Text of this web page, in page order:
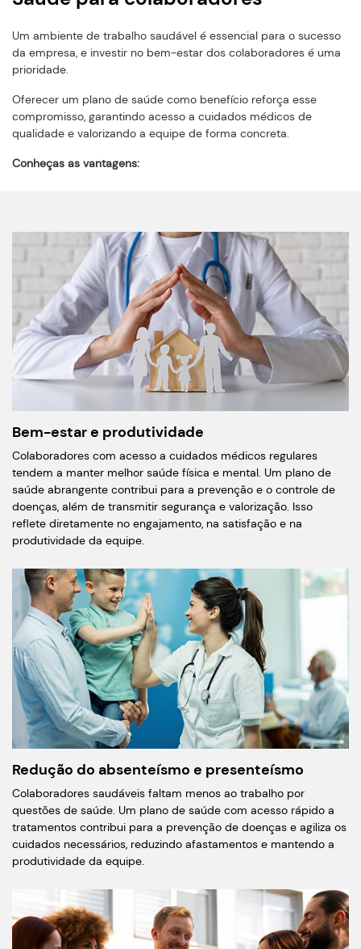
Um ambiente de trabalho saudável é essencial para o sucesso
da empresa, e investir no bem-estar dos colaboradores é uma
prioridade.
Oferecer um plano de saúde como benefício reforça esse
compromisso, garantindo acesso a cuidados médicos de
qualidade e valorizando a equipe de forma concreta.
Conheças as vantagens:
Bem-estar e produtividade
Colaboradores com acesso a cuidados médicos regulares
tendem a manter melhor saúde física e mental. Um plano de
saúde abrangente contribui para a prevenção e o controle de
doenças, além de transmitir segurança e valorização. Isso
reflete diretamente no engajamento, na satisfação e na
produtividade da equipe.
Redução do absenteísmo e presenteísmo
Colaboradores saudáveis faltam menos ao trabalho por
questões de saúde. Um plano de saúde com acesso rápido a
tratamentos contribui para a prevenção de doenças e agiliza os
cuidados necessários, reduzindo afastamentos e mantendo a
produtividade da equipe.